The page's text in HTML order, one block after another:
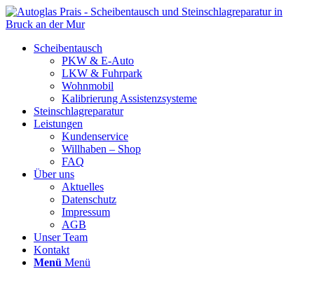
Scheibentausch
PKW & E-Auto
LKW & Fuhrpark
Wohnmobil
Kalibrierung Assistenzsysteme
Steinschlagreparatur
Leistungen
Kundenservice
Willhaben – Shop
FAQ
Über uns
Aktuelles
Datenschutz
Impressum
AGB
Unser Team
Kontakt
Menü Menü